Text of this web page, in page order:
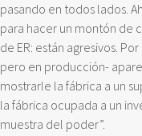
pasando en todos lados.
para hacer un montón de
de ER: están agresivos.
pero en producción-
mostrarle la fábrica a un
la fábrica ocupada a un
muestra del poder”.